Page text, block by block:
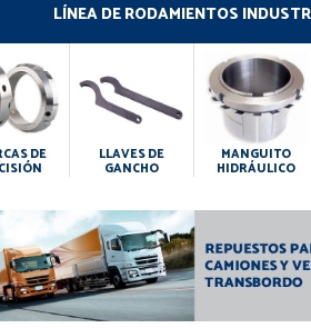
LÍNEA DE RODAMIENTOS
DE LLAVES DE
GANCHO
MANGUITO
HIDRÁULICO